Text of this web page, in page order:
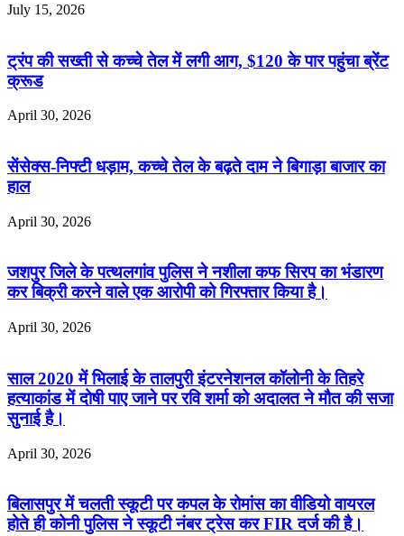
July 15, 2026
ट्रंप की सख्ती से कच्चे तेल में लगी आग, $120 के पार पहुंचा ब्रेंट
क्रूड
April 30, 2026
सेंसेक्स-निफ्टी धड़ाम, कच्चे तेल के बढ़ते दाम ने बिगाड़ा बाजार का
हाल
April 30, 2026
जशपुर जिले के पत्थलगांव पुलिस ने नशीला कफ सिरप का भंडारण
कर बिक्री करने वाले एक आरोपी को गिरफ्तार किया है।
April 30, 2026
साल 2020 में भिलाई के तालपुरी इंटरनेशनल कॉलोनी के तिहरे
हत्याकांड में दोषी पाए जाने पर रवि शर्मा को अदालत ने मौत की सजा
सुनाई है।
April 30, 2026
बिलासपुर में चलती स्कूटी पर कपल के रोमांस का वीडियो वायरल
होते ही कोनी पुलिस ने स्कूटी नंबर ट्रेस कर FIR दर्ज की है।